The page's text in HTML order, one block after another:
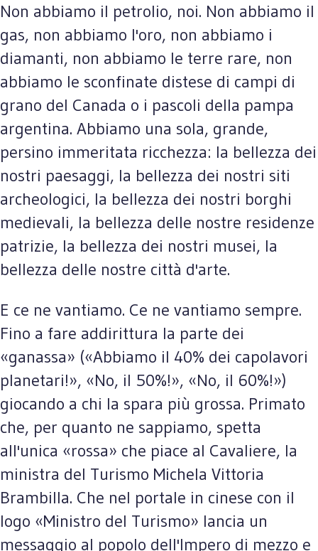
Non abbiamo il petrolio, noi. Non abbiamo il
gas, non abbiamo l'oro, non abbiamo i
diamanti, non abbiamo le terre rare, non
abbiamo le sconfinate distese di campi di
grano del Canada o i pascoli della pampa
argentina. Abbiamo una sola, grande,
persino immeritata ricchezza: la bellezza dei
nostri paesaggi, la bellezza dei nostri siti
archeologici, la bellezza dei nostri borghi
medievali, la bellezza delle nostre residenze
patrizie, la bellezza dei nostri musei, la
bellezza delle nostre città d'arte.
E ce ne vantiamo. Ce ne vantiamo sempre.
Fino a fare addirittura la parte dei
«ganassa» («Abbiamo il 40% dei capolavori
planetari!», «No, il 50%!», «No, il 60%!»)
giocando a chi la spara più grossa. Primato
che, per quanto ne sappiamo, spetta
all'unica «rossa» che piace al Cavaliere, la
ministra del Turismo Michela Vittoria
Brambilla. Che nel portale in cinese con il
logo «Ministro del Turismo» lancia un
messaggio al popolo dell'Impero di mezzo e